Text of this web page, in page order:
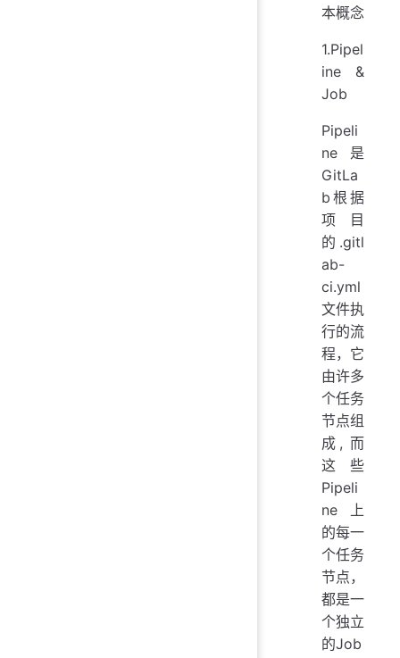
本概念
1.Pipel
ine &
Job
Pipeli
ne是
GitLa
b根据
项目
的.gitl
ab-
ci.yml
文件执
行的流
程，它
由许多
个任务
节点组
成, 而
这些
Pipeli
ne上
的每一
个任务
节点，
都是一
个独立
的Job